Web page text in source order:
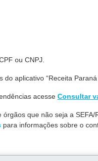
ou CNPJ.
aplicativo “Receita Paraná
acesse Consultar
que não seja a
para informações sobre o